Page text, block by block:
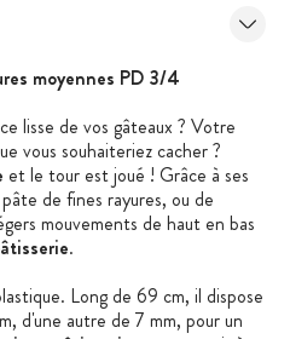
moyennes PD 3/4
lisse de vos gâteaux ? Votre
vous souhaiteriez cacher ?
et le tour est joué ! Grâce à ses
de fines rayures, ou de
mouvements de haut en bas
.
Long de 69 cm, il dispose
d'une autre de 7 mm, pour un